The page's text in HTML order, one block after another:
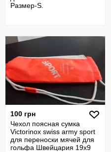
Размер-S.
100 грн
Чехол поясная сумка
Victorinox swiss army sport
для переноски мячей для
гольфа Швейцария 19х9